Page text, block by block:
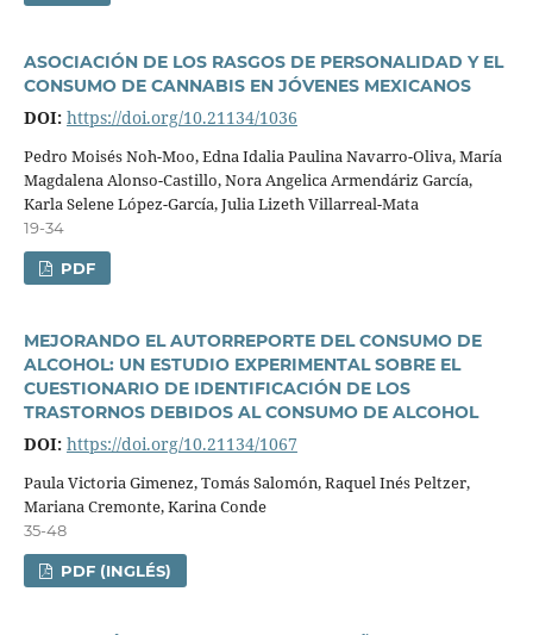
ASOCIACIÓN DE LOS RASGOS DE PERSONALIDAD Y EL
CONSUMO DE CANNABIS EN JÓVENES MEXICANOS
DOI: https://doi.org/10.21134/1036
Pedro Moisés Noh-Moo, Edna Idalia Paulina Navarro-Oliva, Marí­a
Magdalena Alonso-Castillo, Nora Angelica Armendáriz Garcí­a,
Karla Selene López-Garcí­a, Julia Lizeth Villarreal-Mata
19-34
PDF
MEJORANDO EL AUTORREPORTE DEL CONSUMO DE
ALCOHOL: UN ESTUDIO EXPERIMENTAL SOBRE EL
CUESTIONARIO DE IDENTIFICACIÓN DE LOS
TRASTORNOS DEBIDOS AL CONSUMO DE ALCOHOL
DOI: https://doi.org/10.21134/1067
Paula Victoria Gimenez, Tomás Salomón, Raquel Inés Peltzer,
Mariana Cremonte, Karina Conde
35-48
PDF (INGLÉS)